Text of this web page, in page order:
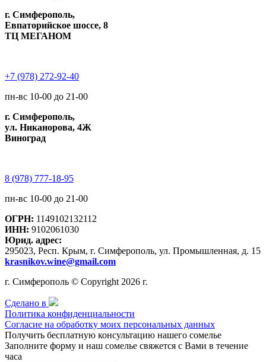
г. Симферополь,
Евпаторийское шоссе, 8
ТЦ МЕГАНОМ
+7 (978) 272-92-40
пн-вс 10-00 до 21-00
г. Симферополь,
ул. Никанорова, 4Ж
Виноград
8 (978) 777-18-95
пн-вс 10-00 до 21-00
ОГРН: 1149102132112
ИНН: 9102061030
Юрид. адрес:
295023, Респ. Крым, г. Симферополь, ул. Промышленная, д. 15
krasnikov.wine@gmail.com
г. Симферополь © Copyright 2026 г.
Сделано в
Политика конфиденциальности
Согласие на обработку моих персональных данных
Получить бесплатную консультацию нашего сомелье
Заполните форму и наш сомелье свяжется с Вами в течение
часа